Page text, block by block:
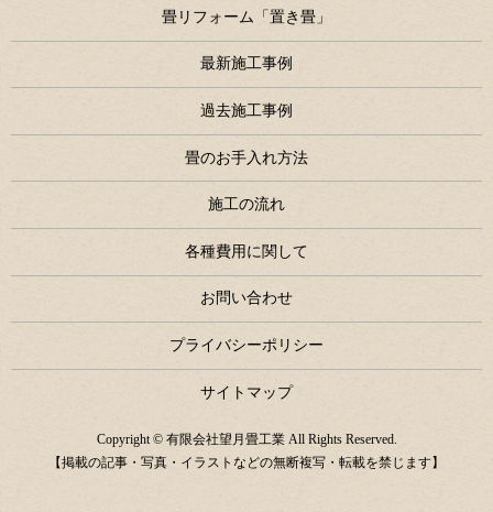
畳リフォーム「置き畳」
最新施工事例
過去施工事例
畳のお手入れ方法
施工の流れ
各種費用に関して
お問い合わせ
プライバシーポリシー
サイトマップ
Copyright © 有限会社望月畳工業 All Rights Reserved.
【掲載の記事・写真・イラストなどの無断複写・転載を禁じます】